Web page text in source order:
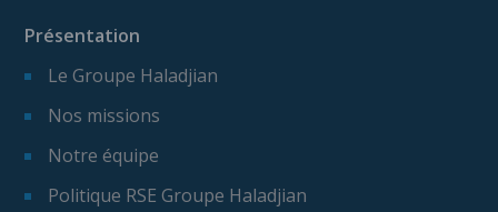
Présentation
Le Groupe Haladjian
Nos missions
Notre équipe
Politique RSE Groupe Haladjian